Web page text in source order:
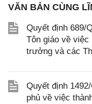
VĂN BẢN CÙNG
Quyết định 689/
Tôn giáo về việc
trưởng và các
Quyết định
phủ về việc